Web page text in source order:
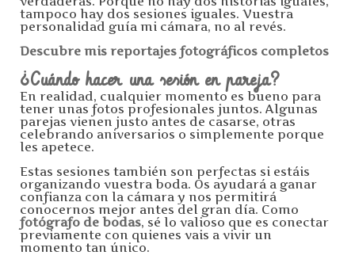
tampoco hay dos sesiones iguales. Vuestra
personalidad guía mi cámara, no al revés.
Descubre mis reportajes fotográficos completos
¿Cuándo hacer una sesión en pareja?
En realidad, cualquier momento es bueno para
tener unas fotos profesionales juntos. Algunas
parejas vienen justo antes de casarse, otras
celebrando aniversarios o simplemente porque
les apetece.
Estas sesiones también son perfectas si estáis
organizando vuestra boda. Os ayudará a ganar
confianza con la cámara y nos permitirá
conocernos mejor antes del gran día. Como
fotógrafo de bodas, sé lo valioso que es conectar
previamente con quienes vais a vivir un
momento tan único.